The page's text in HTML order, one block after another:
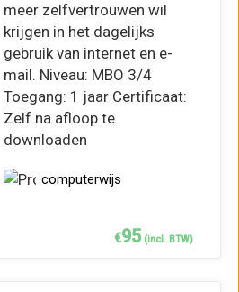
meer zelfvertrouwen wil
krijgen in het dagelijks
gebruik van internet en e-
mail. Niveau: MBO 3/4
Toegang: 1 jaar Certificaat:
Zelf na afloop te
downloaden
computerwijs
€95 (incl. BTW)